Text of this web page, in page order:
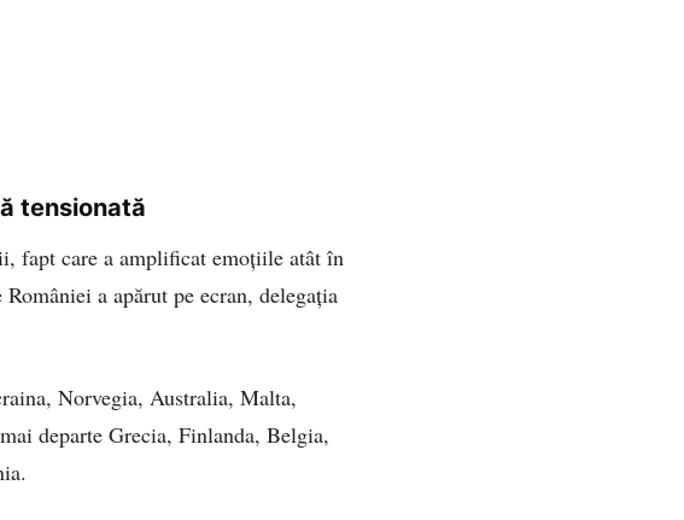
tensionată
fapt care a amplificat emoțiile atât în
a apărut pe ecran, delegația
Norvegia, Australia, Malta,
departe Grecia, Finlanda, Belgia,